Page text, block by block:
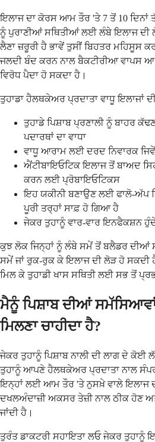
ਇਲਾਜ ਦਾ ਕੋਰਸ ਆਮ ਤੌਰ 'ਤੇ 7 ਤੋਂ 10 ਦਿਨਾਂ
ਨੂੰ ਪੁਰਾਣੀਆਂ ਸਥਿਤੀਆਂ ਲਈ ਲੰਬੇ ਇਲਾਜ ਦੀ
ਲੈਣਾ ਜ਼ਰੂਰੀ ਹੈ ਭਾਵੇਂ ਤੁਸੀਂ ਬਿਹਤਰ ਮਹਿਸੂਸ
ਜਲਦੀ ਬੰਦ ਕਰਨ ਨਾਲ ਬੈਕਟੀਰੀਆ ਵਾਪਸ
ਵਿਰੋਧ ਪੈਦਾ ਹੋ ਸਕਦਾ ਹੈ।
ਤੁਹਾਡਾ ਹੈਲਥਕੇਅਰ ਪ੍ਰਦਾਤਾ ਵਾਧੂ ਇਲਾਜਾਂ
ਤੁਹਾਡੇ ਪਿਸ਼ਾਬ ਪ੍ਰਣਾਲੀ ਨੂੰ ਬਾਹਰ
ਪਦਾਰਥਾਂ ਦਾ ਵਾਧਾ
ਵਾਧੂ ਆਰਾਮ ਲਈ ਦਰਦ ਨਿਵਾਰਕ
ਐਂਟੀਬਾਇਓਟਿਕ ਇਲਾਜ ਤੋਂ ਬਾਅਦ
ਕਰਨ ਲਈ ਪ੍ਰੋਬਾਇਓਟਿਕਸ
ਇਹ ਯਕੀਨੀ ਬਣਾਉਣ ਲਈ ਫਾਲੋ-ਅੱਪ
ਪੂਰੀ ਤਰ੍ਹਾਂ ਸਾਫ਼ ਹੋ ਗਿਆ ਹੈ
ਜੇਕਰ ਤੁਹਾਨੂੰ ਵਾਰ-ਵਾਰ ਇਨਫੈਕਸ਼ਨ
ਕੁਝ ਲੋਕ ਜਿਨ੍ਹਾਂ ਨੂੰ ਲੰਬੇ ਸਮੇਂ ਤੋਂ ਬਲੈਡਰ ਦੀਆਂ
ਸਮੇਂ ਜਾਂ ਰੁਕ-ਰੁਕ ਕੇ ਇਲਾਜ ਦੀ ਲੋੜ ਹੋ ਸਕਦੀ
ਮਿਲ ਕੇ ਤੁਹਾਡੀ ਖਾਸ ਸਥਿਤੀ ਲਈ ਸਭ ਤੋਂ
ਮੈਨੂੰ ਪਿਸ਼ਾਬ ਦੀਆਂ
ਮਿਲਣਾ ਚਾਹੀਦਾ ਹੈ?
ਜੇਕਰ ਤੁਹਾਨੂੰ ਪਿਸ਼ਾਬ ਨਾਲੀ ਦੀ ਲਾਗ ਦੇ ਕੋਈ
ਤੁਹਾਨੂੰ ਆਪਣੇ ਹੈਲਥਕੇਅਰ ਪ੍ਰਦਾਤਾ ਨਾਲ
ਇਨ੍ਹਾਂ ਲਈ ਆਮ ਤੌਰ 'ਤੇ ਨੁਸਖ਼ੇ ਵਾਲੇ ਇਲਾਜ
ਦਖਲਅੰਦਾਜ਼ੀ ਅਕਸਰ ਤੇਜ਼ੀ ਨਾਲ ਠੀਕ ਹੋਣ
ਜਾਂਦੀ ਹੈ।
ਤੁਰੰਤ ਡਾਕਟਰੀ ਸਹਾਇਤਾ ਲਓ ਜੇਕਰ ਤੁਹਾਨੂੰ